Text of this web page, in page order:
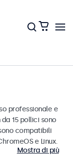
professionale e
15 pollici sono
compatibili
e Linux.
Mostra di più